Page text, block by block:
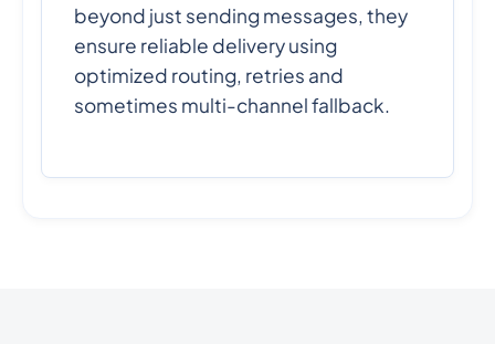
beyond just sending messages, they
ensure reliable delivery using
optimized routing, retries and
sometimes multi-channel fallback.